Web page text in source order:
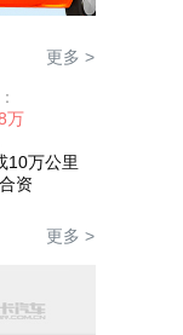
更多 >
万
10万公里
合资
更多 >